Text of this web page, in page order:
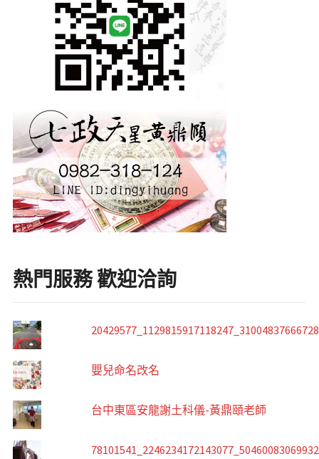
熱門服務 歡迎洽詢
嬰兒命名改名
台中東區安龍謝土科儀-黃鼎頤老師